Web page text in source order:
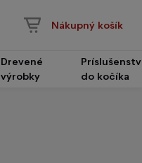
Nákupný košík
Drevené
výrobky
do kočíka